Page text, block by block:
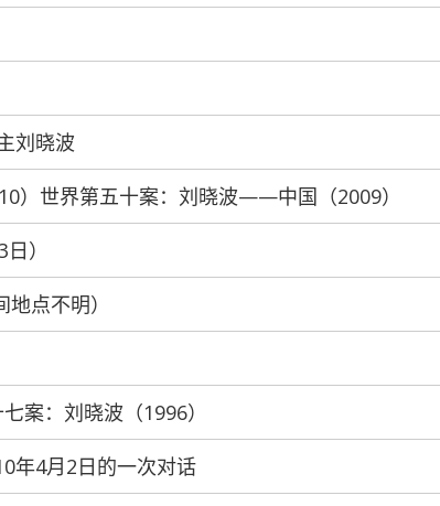
刘晓波
）世界第五十案：刘晓波——中国（2009）
）
点不明）
案：刘晓波（1996）
年4月2日的一次对话